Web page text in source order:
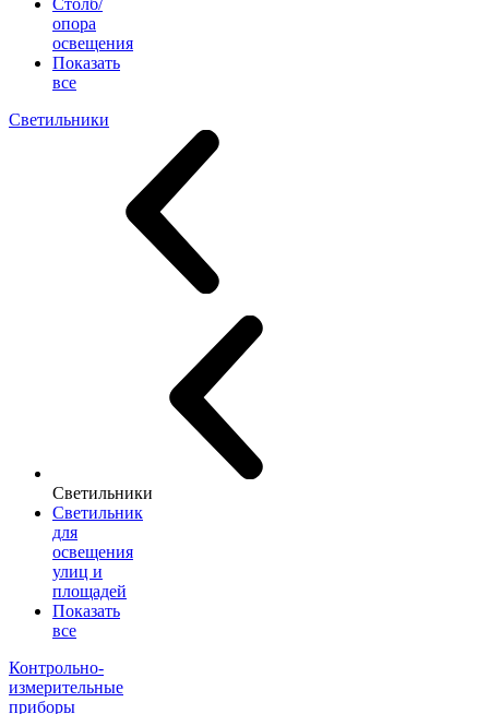
Столб/
опора
освещения
Показать
все
Светильники
Светильники
Светильник
для
освещения
улиц и
площадей
Показать
все
Контрольно-
измерительные
приборы